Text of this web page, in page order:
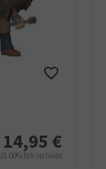
14,95 €
21.00% IVA incluido